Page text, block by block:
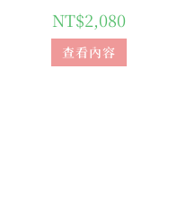
NT$2,080
查看內容